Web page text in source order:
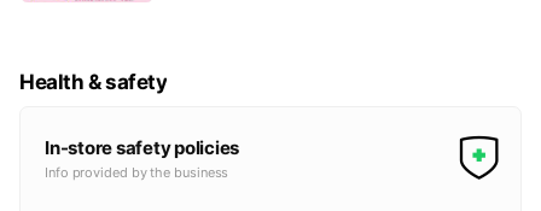
Health & safety
In-store safety policies
Info provided by the business